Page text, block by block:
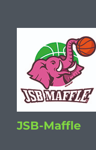
JSB-Maffle